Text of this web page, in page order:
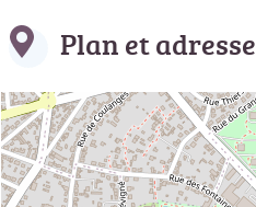
Plan et adresse